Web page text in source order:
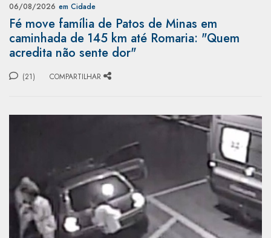
06/08/2026 em Cidade
Fé move família de Patos de Minas em
caminhada de 145 km até Romaria: "Quem
acredita não sente dor"
(21) COMPARTILHAR